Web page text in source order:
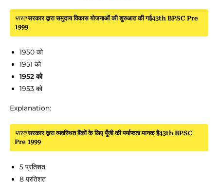
भारतसरकार द्वारा समुदाय विकास योजनाओं की शुरुआत की गई43th BPSC Pre
1999
1950 को
1951 को
1952 को
1953 को
Explanation:
भारतसरकार द्वारा व्यवस्थित बैंकों के लिए पूँजी की पर्याप्तता मानक है43th BPSC
Pre 1999
5 प्रतिशत
8 प्रतिशत